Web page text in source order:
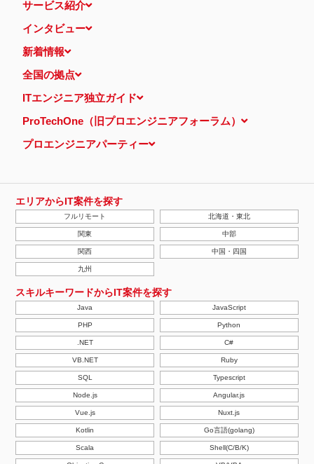
サービス紹介
インタビュー
新着情報
全国の拠点
ITエンジニア独立ガイド
ProTechOne（旧プロエンジニアフォーラム）
プロエンジニアパーティー
エリアからIT案件を探す
フルリモート 北海道・東北
関東 中部
関西 中国・四国
九州
スキルキーワードからIT案件を探す
Java JavaScript
PHP Python
.NET C#
VB.NET Ruby
SQL Typescript
Node.js Angular.js
Vue.js Nuxt.js
Kotlin Go言語(golang)
Scala Shell(C/B/K)